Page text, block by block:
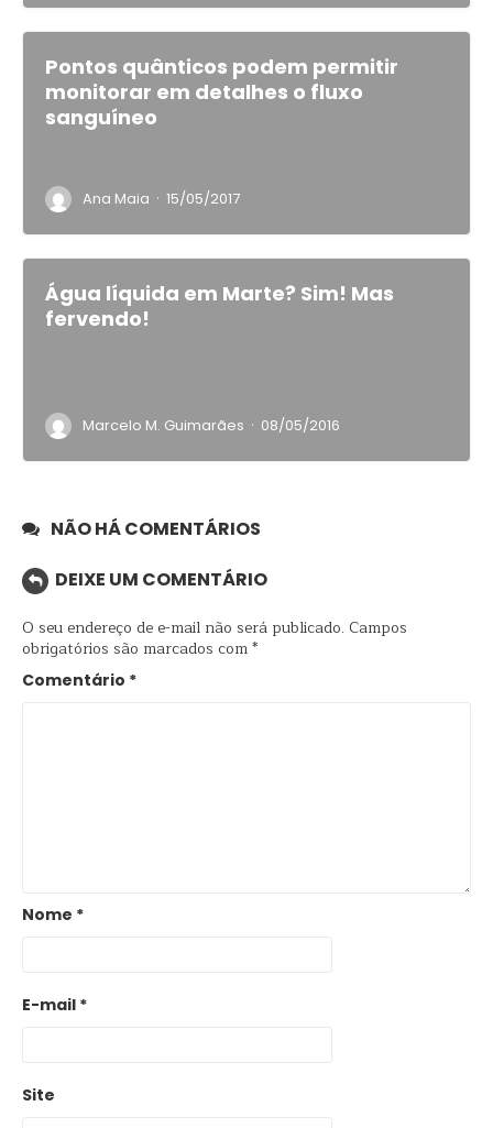
Pontos quânticos podem permitir
monitorar em detalhes o fluxo
sanguíneo
Ana Maia · 15/05/2017
Água líquida em Marte? Sim! Mas
fervendo!
Marcelo M. Guimarães · 08/05/2016
NÃO HÁ COMENTÁRIOS
DEIXE UM COMENTÁRIO
O seu endereço de e-mail não será publicado. Campos
obrigatórios são marcados com*
Comentário *
Nome *
E-mail *
Site